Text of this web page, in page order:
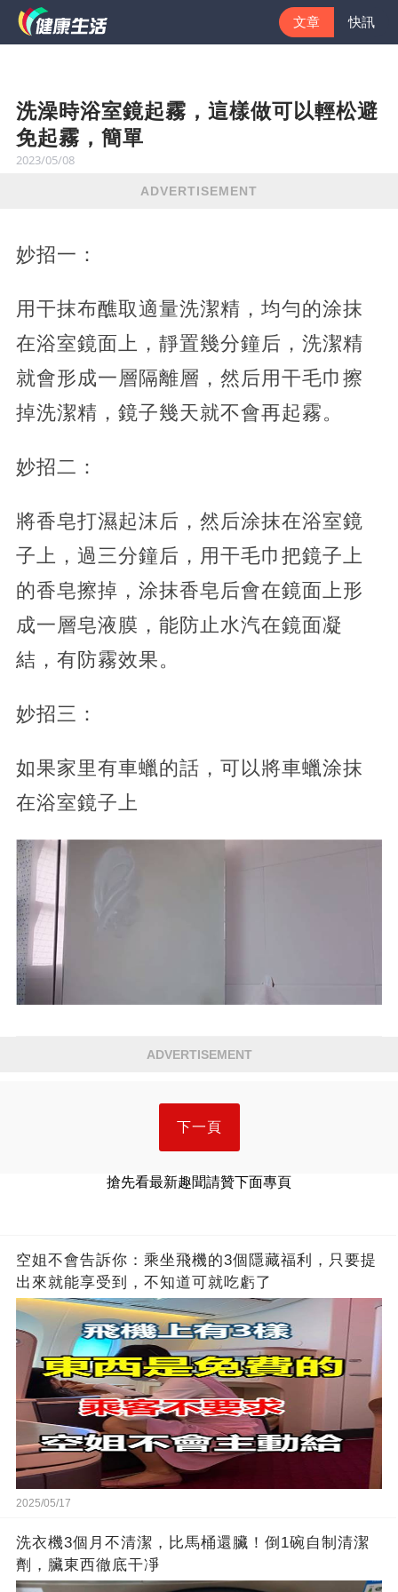
文章 快訊
洗澡時浴室鏡起霧，這樣做可以輕松避
免起霧，簡單
2023/05/08
ADVERTISEMENT
妙招一：
用干抹布醮取適量洗潔精，均勻的涂抹
在浴室鏡面上，靜置幾分鐘后，洗潔精
就會形成一層隔離層，然后用干毛巾擦
掉洗潔精，鏡子幾天就不會再起霧。
妙招二：
將香皂打濕起沫后，然后涂抹在浴室鏡
子上，過三分鐘后，用干毛巾把鏡子上
的香皂擦掉，涂抹香皂后會在鏡面上形
成一層皂液膜，能防止水汽在鏡面凝
結，有防霧效果。
妙招三：
如果家里有車蠟的話，可以將車蠟涂抹
在浴室鏡子上
ADVERTISEMENT
下一頁
搶先看最新趣聞請贊下面專頁
空姐不會告訴你：乘坐飛機的3個隱藏福利，只要提
出來就能享受到，不知道可就吃虧了
2025/05/17
洗衣機3個月不清潔，比馬桶還臟！倒1碗自制清潔
劑，臟東西徹底干凈